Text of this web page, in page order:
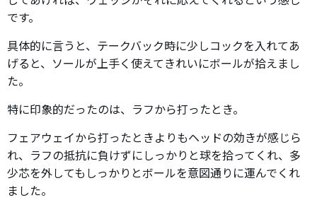
です。
具体的に言うと、テークバック時に少しコックを入れてあ
げると、ソールが上手く使えてきれいにボールが拾えまし
た。
特に印象的だったのは、ラフから打ったとき。
フェアウェイから打ったときよりもヘッドの効きが感じら
れ、ラフの抵抗に負けずにしっかりと球を拾ってくれ、多
少芯を外してもしっかりとボールを意図通りに運んでくれ
ました。